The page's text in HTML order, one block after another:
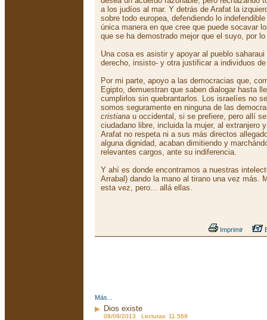
a los judíos al mar. Y detrás de Arafat la
sobre todo europea, defendiendo lo
única manera en que cree que puede socavar
que se ha demostrado mejor que el suyo, por
Una cosa es asistir y apoyar al pueblo
derecho, insisto- y otra justificar a individuos
Por mi parte, apoyo a las democracias que,
Egipto, demuestran que saben dialogar hasta
cumplirlos sin quebrantarlos. Los israelíes no
somos seguramente en ninguna de las
cristiana u occidental, si se prefiere, pero allí
ciudadano libre, incluida la mujer, al extranjero
Arafat no respeta ni a sus más directos
alguna dignidad, acaban dimitiendo y
relevantes cargos, ante su indiferencia.
Y ahí es donde encontramos a nuestras
Arrabal) dando la mano al tirano una vez más.
esta vez, pero... allá ellas.
Imprimir
Más...
Dios existe
08/09/2013 Lecturas: 11.569